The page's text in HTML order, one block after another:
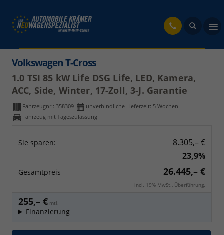
Volkswagen T-Cross
1.0 TSI 85 kW Life DSG Life, LED, Kamera,
ACC, Side, Winter, 17-Zoll, 3-J. Garantie
Fahrzeugnr.: 358309 unverbindliche Lieferzeit: 5 Wochen
Fahrzeug mit Tageszulassung
Sie sparen:
8.305,– €
23,9%
Gesamtpreis 26.445,– €
incl. 19% MwSt., Überführung.
255,– € mtl.
Finanzierung